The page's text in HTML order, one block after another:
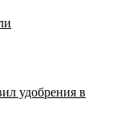
удобрения в